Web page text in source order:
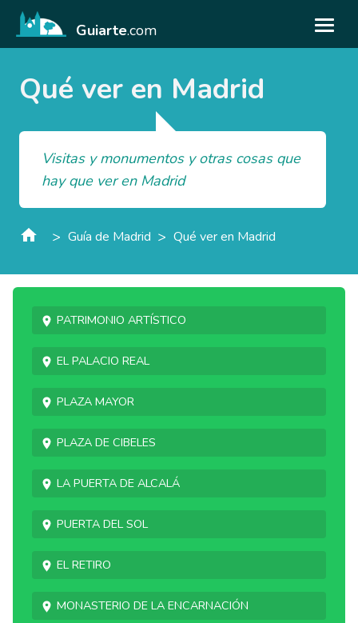
Guiarte.com
Qué ver en Madrid
Visitas y monumentos y otras cosas que
hay que ver en Madrid
> Guía de Madrid > Qué ver en Madrid
Patrimonio artístico
El Palacio Real
Plaza Mayor
Plaza de Cibeles
La Puerta de Alcalá
Puerta del Sol
El Retiro
Monasterio de la Encarnación